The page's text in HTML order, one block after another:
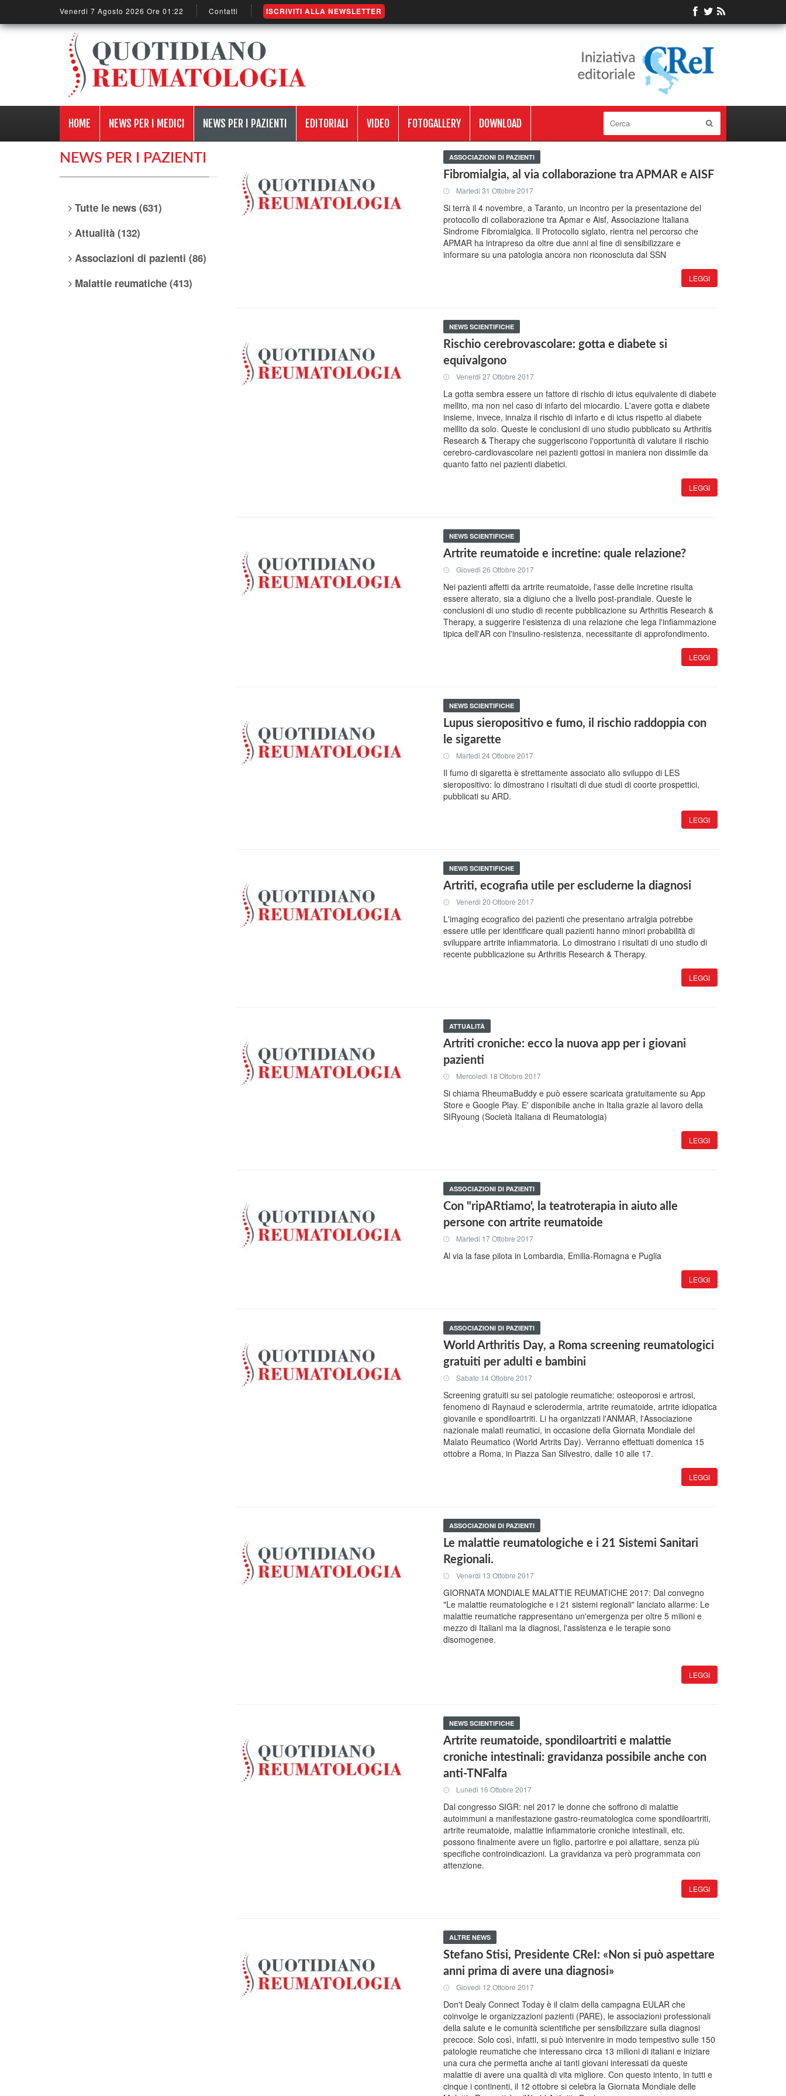
Venerdi 7 Agosto 2026 Ore 01:22 Contatti ISCRIVITI ALLA NEWSLETTER
HOME NEWS PER I MEDICI NEWS PER I PAZIENTI EDITORIALI VIDEO FOTOGALLERY DOWNLOAD
NEWS PER I PAZIENTI
Tutte le news (631)
Attualità (132)
Associazioni di pazienti (86)
Malattie reumatiche (413)
ASSOCIAZIONI DI PAZIENTI
Fibromialgia, al via collaborazione tra APMAR e AISF
Martedi 31 Ottobre 2017
Si terrà il 4 novembre, a Taranto, un incontro per la presentazione del
protocollo di collaborazione tra Apmar e Aisf, Associazione Italiana
Sindrome Fibromialgica. Il Protocollo siglato, rientra nel percorso che
APMAR ha intrapreso da oltre due anni al fine di sensibilizzare e
informare su una patologia ancora non riconosciuta dal SSN
LEGGI
NEWS SCIENTIFICHE
Rischio cerebrovascolare: gotta e diabete si
equivalgono
Venerdi 27 Ottobre 2017
La gotta sembra essere un fattore di rischio di ictus equivalente di diabete
mellito, ma non nel caso di infarto del miocardio. L'avere gotta e diabete
insieme, invece, innalza il rischio di infarto e di ictus rispetto al diabete
mellito da solo. Queste le conclusioni di uno studio pubblicato su Arthritis
Research & Therapy che suggeriscono l'opportunità di valutare il rischio
cerebro-cardiovascolare nei pazienti gottosi in maniera non dissimile da
quanto fatto nei pazienti diabetici.
LEGGI
NEWS SCIENTIFICHE
Artrite reumatoide e incretine: quale relazione?
Giovedi 26 Ottobre 2017
Nei pazienti affetti da artrite reumatoide, l'asse delle incretine risulta
essere alterato, sia a digiuno che a livello post-prandiale. Queste le
conclusioni di uno studio di recente pubblicazione su Arthritis Research &
Therapy, a suggerire l'esistenza di una relazione che lega l'infiammazione
tipica dell'AR con l'insulino-resistenza, necessitante di approfondimento.
LEGGI
NEWS SCIENTIFICHE
Lupus sieropositivo e fumo, il rischio raddoppia con
le sigarette
Martedi 24 Ottobre 2017
Il fumo di sigaretta è strettamente associato allo sviluppo di LES
sieropositivo: lo dimostrano i risultati di due studi di coorte prospettici,
pubblicati su ARD.
LEGGI
NEWS SCIENTIFICHE
Artriti, ecografia utile per escluderne la diagnosi
Venerdi 20 Ottobre 2017
L'imaging ecografico dei pazienti che presentano artralgia potrebbe
essere utile per identificare quali pazienti hanno minori probabilità di
sviluppare artrite infiammatoria. Lo dimostrano i risultati di uno studio di
recente pubblicazione su Arthritis Research & Therapy.
LEGGI
ATTUALITÀ
Artriti croniche: ecco la nuova app per i giovani
pazienti
Mercoledi 18 Ottobre 2017
Si chiama RheumaBuddy e può essere scaricata gratuitamente su App
Store e Google Play. E' disponibile anche in Italia grazie al lavoro della
SIRyoung (Società Italiana di Reumatologia)
LEGGI
ASSOCIAZIONI DI PAZIENTI
Con "ripARtiamo', la teatroterapia in aiuto alle
persone con artrite reumatoide
Martedi 17 Ottobre 2017
Al via la fase pilota in Lombardia, Emilia-Romagna e Puglia
LEGGI
ASSOCIAZIONI DI PAZIENTI
World Arthritis Day, a Roma screening reumatologici
gratuiti per adulti e bambini
Sabato 14 Ottobre 2017
Screening gratuiti su sei patologie reumatiche: osteoporosi e artrosi,
fenomeno di Raynaud e sclerodermia, artrite reumatoide, artrite idiopatica
giovanile e spondiloartriti. Li ha organizzati l'ANMAR, l'Associazione
nazionale malati reumatici, in occasione della Giornata Mondiale del
Malato Reumatico (World Artrits Day). Verranno effettuati domenica 15
ottobre a Roma, in Piazza San Silvestro, dalle 10 alle 17.
LEGGI
ASSOCIAZIONI DI PAZIENTI
Le malattie reumatologiche e i 21 Sistemi Sanitari
Regionali.
Venerdi 13 Ottobre 2017
GIORNATA MONDIALE MALATTIE REUMATICHE 2017: Dal convegno
"Le malattie reumatologiche e i 21 sistemi regionali" lanciato allarme: Le
malattie reumatiche rappresentano un'emergenza per oltre 5 milioni e
mezzo di Italiani ma la diagnosi, l'assistenza e le terapie sono
disomogenee.
LEGGI
NEWS SCIENTIFICHE
Artrite reumatoide, spondiloartriti e malattie
croniche intestinali: gravidanza possibile anche con
anti-TNFalfa
Lunedi 16 Ottobre 2017
Dal congresso SIGR: nel 2017 le donne che soffrono di malattie
autoimmuni a manifestazione gastro-reumatologica come spondiloartriti,
artrite reumatoide, malattie infiammatorie croniche intestinali, etc.
possono finalmente avere un figlio, partorire e poi allattare, senza più
specifiche controindicazioni. La gravidanza va però programmata con
attenzione.
LEGGI
ALTRE NEWS
Stefano Stisi, Presidente CReI: «Non si può aspettare
anni prima di avere una diagnosi»
Giovedi 12 Ottobre 2017
Don't Dealy Connect Today è il claim della campagna EULAR che
coinvolge le organizzazioni pazienti (PARE), le associazioni professionali
della salute e le comunità scientifiche per sensibilizzare sulla diagnosi
precoce. Solo così, infatti, si può intervenire in modo tempestivo sulle 150
patologie reumatiche che interessano circa 13 milioni di italiani e iniziare
una cura che permetta anche ai tanti giovani interessati da queste
malattie di avere una qualità di vita migliore. Con questo intento, in tutti e
cinque i continenti, il 12 ottobre si celebra la Giornata Mondiale delle